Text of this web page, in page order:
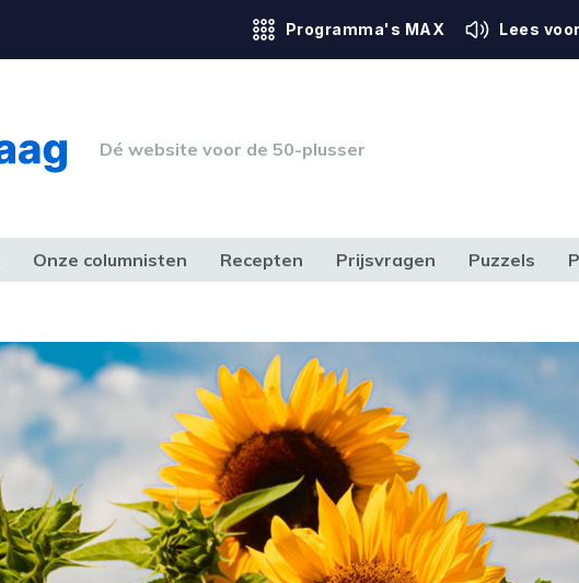
Programma's MAX Lees voor
Dé website voor de 50-plusser
Onze columnisten Recepten Prijsvragen Puzzels